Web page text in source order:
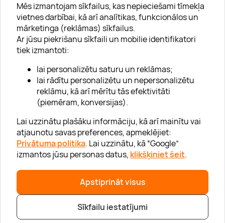
Mēs izmantojam sīkfailus, kas nepieciešami tīmekļa
vietnes darbībai, kā arī analītikas, funkcionālos un
mārketinga (reklāmas) sīkfailus.
Ar jūsu piekrišanu sīkfaili un mobilie identifikatori
tiek izmantoti:
lai personalizētu saturu un reklāmas;
lai rādītu personalizētu un nepersonalizētu
reklāmu, kā arī mērītu tās efektivitāti
(piemēram, konversijas).
Lai uzzinātu plašāku informāciju, kā arī mainītu vai
atjaunotu savas preferences, apmeklējiet:
Privātuma politika. Lai uzzinātu, kā “Google”
izmantos jūsu personas datus, klikšķiniet šeit.
Apstiprināt visus
Sīkfailu iestatījumi
Par "Lieliska dāvana"
Uzņēmumiem
Palīdzība
“GERA DOVANA” GRUPA
|info@lieliskadavana.lv |+371 6601 8025